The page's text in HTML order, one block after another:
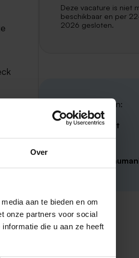
Over
aan te bieden en om
onze partners voor social
die u aan ze heeft
Deze vacature is niet
beschikbaar en per
2026 gesloten.
Contactpersoon:
Stella van Hout
Humankind